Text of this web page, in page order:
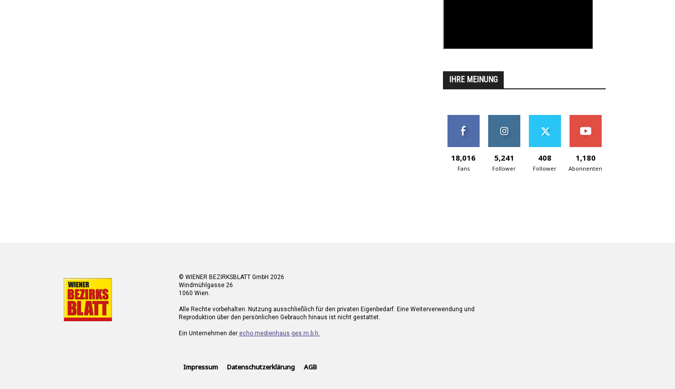
IHRE MEINUNG
18,016
Fans
5,241
Follower
408
Follower
1,180
Abonnenten
© WIENER BEZIRKSBLATT GmbH 2026
Windmühlgasse 26
1060 Wien.
Alle Rechte vorbehalten. Nutzung ausschließlich für den privaten Eigenbedarf. Eine Weiterverwendung und
Reproduktion über den persönlichen Gebrauch hinaus ist nicht gestattet.
Ein Unternehmen der echo medienhaus ges.m.b.h.
Impressum Datenschutzerklärung AGB